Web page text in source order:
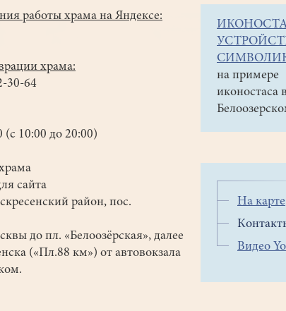
работы храма на Яндексе:
храма:
30-64
10:00 до 20:00)
сайта
район, пос.
до пл. «Белоозёрская», далее
(«Пл.88 км») от автовокзала
на примере
иконостаса в
На карте
Видео